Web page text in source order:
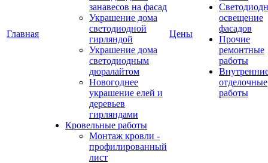
Главная
занавесов на фасад
Украшение дома
светодиодной
гирляндой
Украшение дома
светодиодным
дюралайтом
Новогоднее
украшение елей и
деревьев
гирляндами
Кровельные работы
Монтаж кровли -
профилированный
лист
Цены
освещение
фасадов
Прочие
ремонтные
работы
отделочные
работы